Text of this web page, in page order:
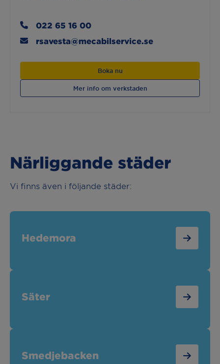
022 65 16 00
rsavesta@mecabilservice.se
Boka nu
Mer info om verkstaden
Närliggande städer
Vi finns även i följande städer:
Hedemora
Säter
Smedjebacken